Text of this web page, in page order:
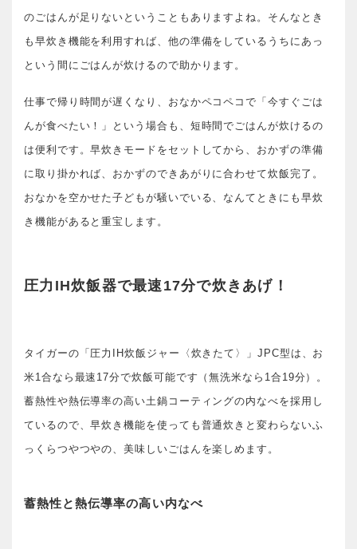
のごはんが足りないということもありますよね。そんなとき
も早炊き機能を利用すれば、他の準備をしているうちにあっ
という間にごはんが炊けるので助かります。
仕事で帰り時間が遅くなり、おなかペコペコで「今すぐごは
んが食べたい！」という場合も、短時間でごはんが炊けるの
は便利です。早炊きモードをセットしてから、おかずの準備
に取り掛かれば、おかずのできあがりに合わせて炊飯完了。
おなかを空かせた子どもが騒いでいる、なんてときにも早炊
き機能があると重宝します。
圧力IH炊飯器で最速17分で炊きあげ！
タイガーの「圧力IH炊飯ジャー〈炊きたて〉」JPC型は、お
米1合なら最速17分で炊飯可能です（無洗米なら1合19分）。
蓄熱性や熱伝導率の高い土鍋コーティングの内なべを採用し
ているので、早炊き機能を使っても普通炊きと変わらないふ
っくらつやつやの、美味しいごはんを楽しめます。
蓄熱性と熱伝導率の高い内なべ